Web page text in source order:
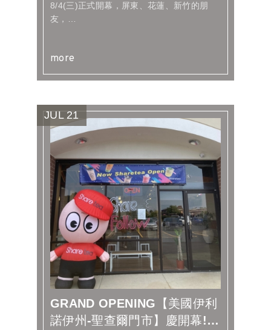
8/4(三)正式開幕，屏東、花蓮、新竹的朋
友，
more
JUL 21
GRAND OPENING【美國伊利
諾伊州-聖查爾門市】慶開幕!